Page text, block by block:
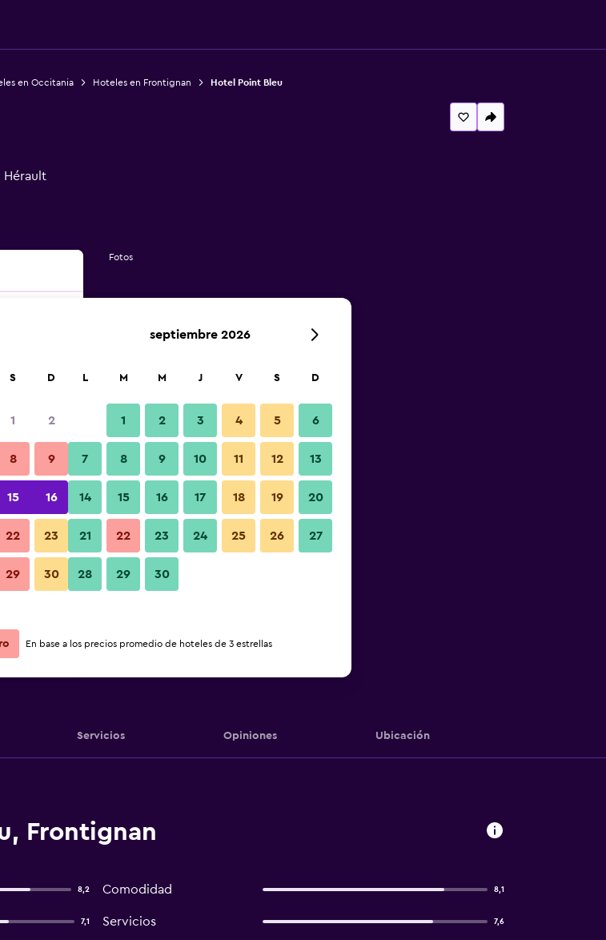
en Occitania Hoteles en Frontignan Hotel Point Bleu
Hérault
noche
Ver oferta
Ver oferta
Fotos
Servicios Opiniones Ubicación
Frontignan
8,2 Comodidad 8,1
7,1 Servicios 7,6
S D
1 2
8 9
15 16
22 23
29 30
septiembre 2026
L M M J V S D
1 2 3 4 5 6
7 8 9 10 11 12 13
14 15 16 17 18 19 20
21 22 23 24 25 26 27
28 29 30
En base a los precios promedio de hoteles de 3 estrellas